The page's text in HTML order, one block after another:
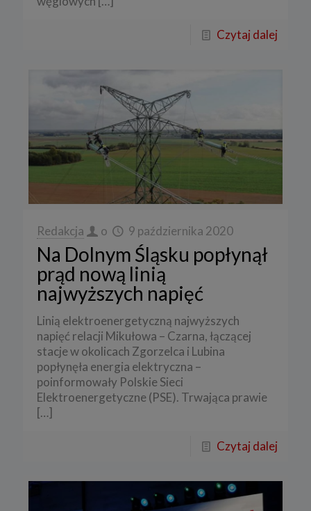
Czytaj dalej
Redakcja o 9 października 2020
Na Dolnym Śląsku popłynął
prąd nową linią
najwyższych napięć
Linią elektroenergetyczną najwyższych
napięć relacji Mikułowa – Czarna, łączącej
stacje w okolicach Zgorzelca i Lubina
popłynęła energia elektryczna –
poinformowały Polskie Sieci
Elektroenergetyczne (PSE). Trwająca prawie
[…]
Czytaj dalej